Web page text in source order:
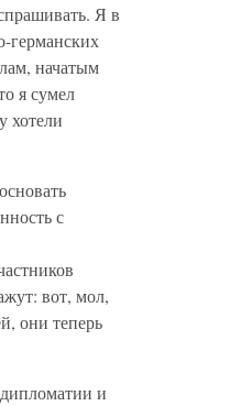
Я в
германских
начатым
я сумел
хотели
с
вот, мол,
они теперь
и